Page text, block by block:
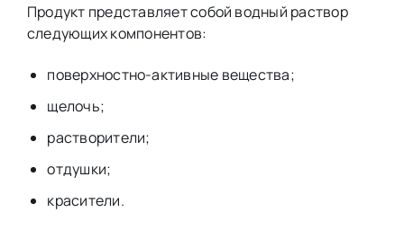
Продукт представляет собой водный раствор
следующих компонентов:
поверхностно-активные вещества;
щелочь;
растворители;
отдушки;
красители.